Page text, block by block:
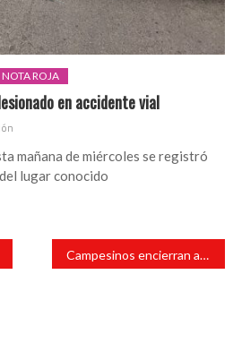
NOTA ROJA
en accidente vial
mañana de miércoles se registró
lugar conocido
Campesinos encierran a diputados en San Lázaro